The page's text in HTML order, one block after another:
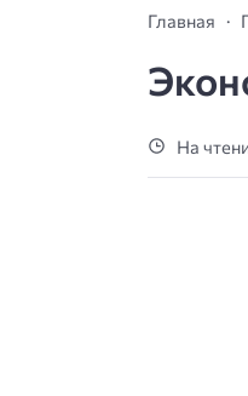
Главная
На